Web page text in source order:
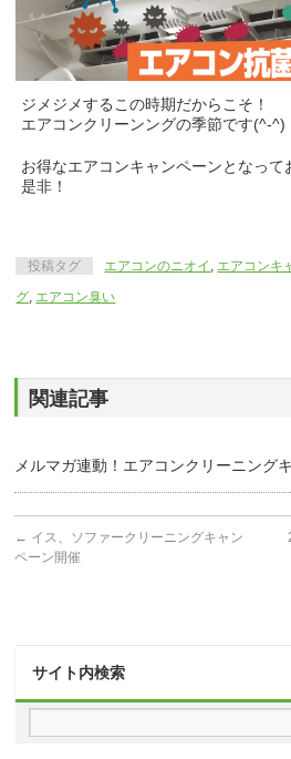
ジメジメするこの時期だからこそ！
エアコンクリーンングの季節です(^-^)
お得なエアコンキャンペーンとなって
是非！
投稿タグ エアコンのニオイ エアコンキ
グ エアコン臭い
関連記事
メルマガ連動！エアコンクリーニング
← イス、ソファークリーニングキャン
ペーン開催
サイト内検索